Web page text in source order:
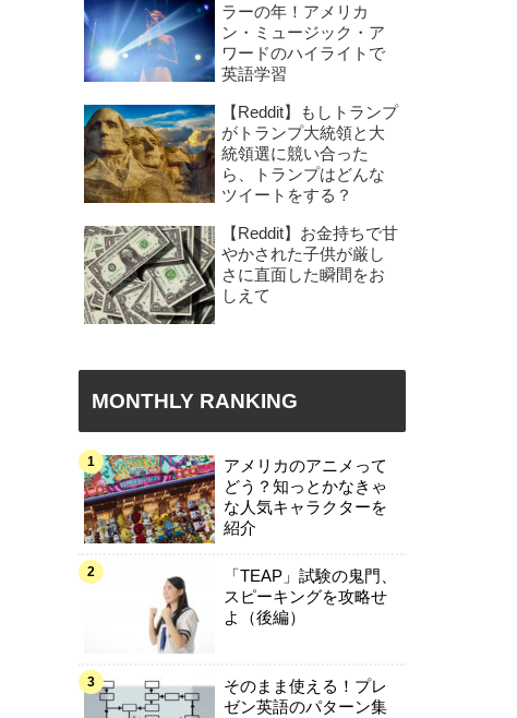
ラーの年！アメリカ
ン・ミュージック・ア
ワードのハイライトで
英語学習
【Reddit】もしトランプ
がトランプ大統領と大
統領選に競い合った
ら、トランプはどんな
ツイートをする？
【Reddit】お金持ちで甘
やかされた子供が厳し
さに直面した瞬間をお
しえて
MONTHLY RANKING
アメリカのアニメって
どう？知っとかなきゃ
な人気キャラクターを
紹介
「TEAP」試験の鬼門、
スピーキングを攻略せ
よ（後編）
そのまま使える！プレ
ゼン英語のパターン集